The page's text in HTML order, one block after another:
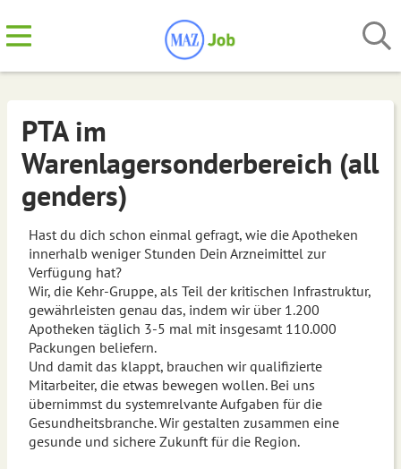
PTA im
Warenlagersonderbereich (all
genders)
Hast du dich schon einmal gefragt, wie die Apotheken
innerhalb weniger Stunden Dein Arzneimittel zur
Verfügung hat?
Wir, die Kehr-Gruppe, als Teil der kritischen Infrastruktur,
gewährleisten genau das, indem wir über 1.200
Apotheken täglich 3-5 mal mit insgesamt 110.000
Packungen beliefern.
Und damit das klappt, brauchen wir qualifizierte
Mitarbeiter, die etwas bewegen wollen. Bei uns
übernimmst du systemrelvante Aufgaben für die
Gesundheitsbranche. Wir gestalten zusammen eine
gesunde und sichere Zukunft für die Region.